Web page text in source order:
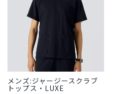
メンズ:ジャージースクラブ
トップス・LUXE